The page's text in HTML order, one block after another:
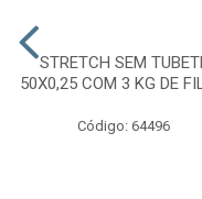
STRETCH SEM
50X0,25 COM 3 KG DE
Código: 64496